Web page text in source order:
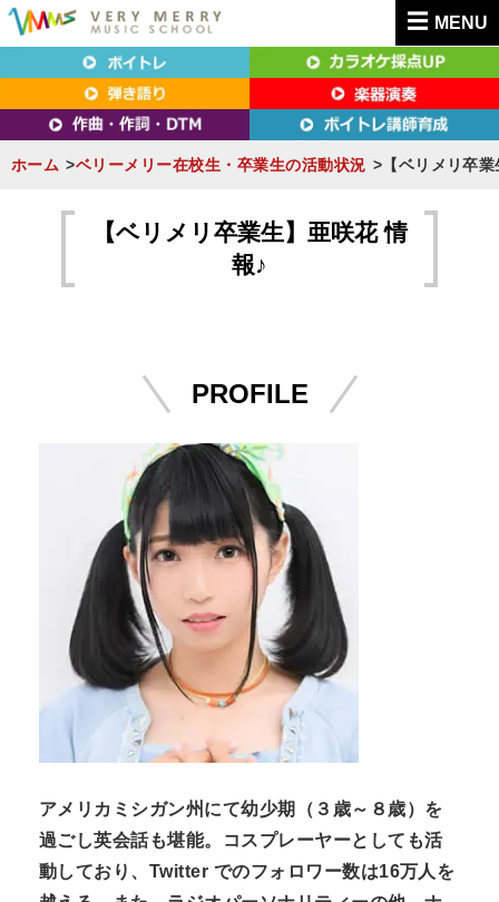
MENU
東京（新宿・八王子）・横浜・名古屋・京都で
「本気」になれるボイトレ教室｜VERY MERRY
MUSIC SCHOOL（ベリーメリー）
東京（新宿・八王子）・横浜・名古屋・京都で「本気」になれるボイトレ教室｜
VERY MERRY MUSIC SCHOOL（ベリーメリー）
ホーム ベリーメリー在校生・卒業生の活動状況 【ベリメリ卒
【ベリメリ卒業生】亜咲花 情
報♪
PROFILE
アメリカミシガン州にて幼少期（３歳～８歳）を
過ごし英会話も堪能。コスプレーヤーとしても活
動しており、Twitter でのフォロワー数は16万人を